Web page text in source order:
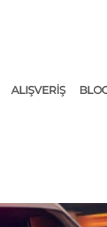
ALIŞVERIŞ BLOG